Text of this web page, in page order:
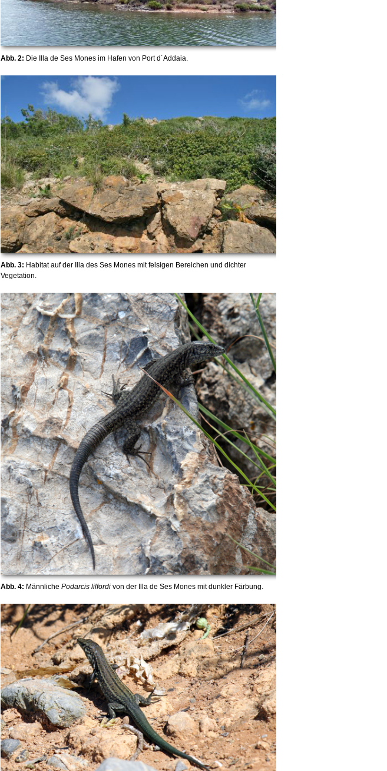
Abb. 2: Die Illa de Ses Mones im Hafen von Port d´Addaia.
Abb. 3: Habitat auf der Illa des Ses Mones mit felsigen Bereichen und dichter
Vegetation.
Abb. 4: Männliche Podarcis lilfordivon der Illa de Ses Mones mit dunkler Färbung.